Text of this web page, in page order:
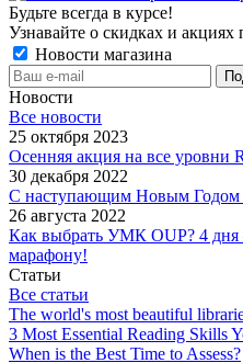
Будьте всегда в курсе!
Узнавайте о скидках и
Новости магазина
Новости
Все новости
25 октября 2023
Осенняя акция на все уровни
30 декабря 2022
С наступающим Новым Годом
26 августа 2022
Как выбрать УМК OUP? 4 дня
марафону!
Статьи
Все статьи
The world's most beautiful
3 Most Essential Reading Skills
When is the Best Time to Assess?